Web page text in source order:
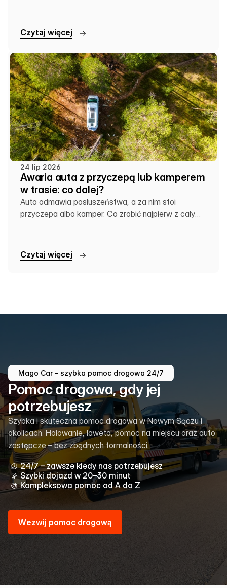
Czytaj więcej
24 lip 2026
Awaria auta z przyczepą lub kamperem
w trasie: co dalej?
Auto odmawia posłuszeństwa, a za nim stoi
przyczepa albo kamper. Co zrobić najpierw z całym
Czytaj więcej
Mago Car – szybka pomoc drogowa 24/7
Pomoc drogowa, gdy jej
potrzebujesz
Szybka i skuteczna pomoc drogowa w Nowym Sączu i
okolicach. Holowanie, laweta, pomoc na miejscu oraz auto
zastępcze – bez zbędnych formalności.
24/7 – zawsze kiedy nas potrzebujesz
Szybki dojazd w 20–30 minut
Kompleksowa pomoc od A do Z
Wezwij pomoc drogową